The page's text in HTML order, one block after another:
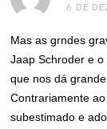
6 DE
Mas as grndes
Jaap Schroder e
que nos dá
Contrariamente
subestimado e